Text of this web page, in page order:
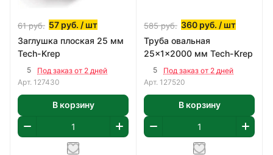
61руб. 57 руб. / шт
Заглушка плоская 25 мм
Tech-Krep
5
Под заказ от 2 дней
Арт. 127430
В корзину
585руб. 360 руб. / шт
Труба овальная
25x1x2000 мм Tech-Krep
5
Под заказ от 2 дней
Арт. 127520
В корзину